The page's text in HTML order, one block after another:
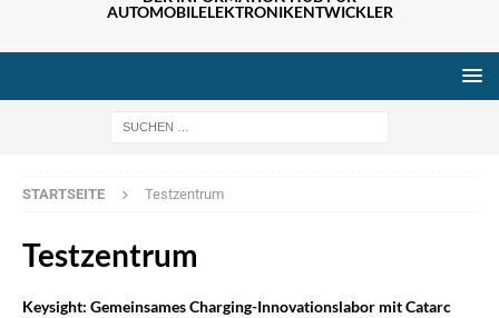
AUTOMOBILELEKTRONIKENTWICKLER
STARTSEITE Testzentrum
Testzentrum
Keysight: Gemeinsames Charging-Innovationslabor mit Catarc